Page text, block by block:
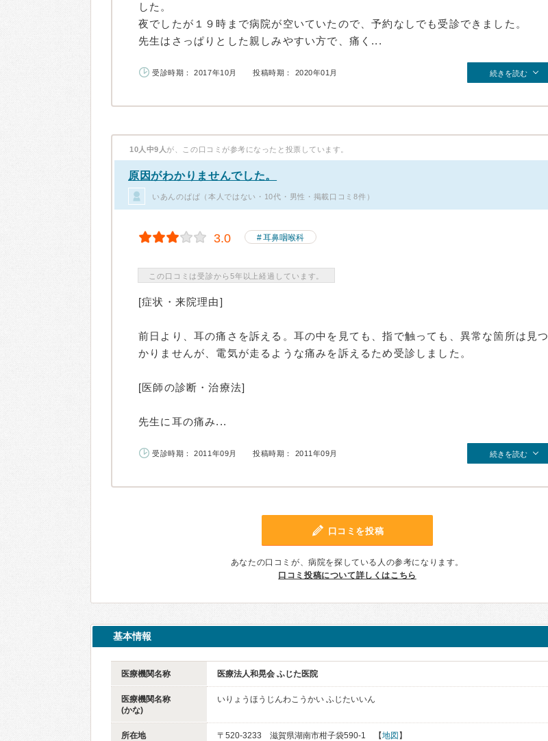
した。
夜でしたが１９時まで病院が空いていたので、予約なしでも受診できました。
先生はさっぱりとした親しみやすい方で、痛く...
受診時期： 2017年10月 投稿時期： 2020年01月 続きを読む
10人中9人 が、この口コミが参考になったと投票しています。
原因がわかりませんでした。
いあんのぱぱ（本人ではない・10代・男性・掲載口コミ8件）
3.0 耳鼻咽喉科
この口コミは受診から5年以上経過しています。
[症状・来院理由]
前日より、耳の痛さを訴える。耳の中を見ても、指で触っても、異常な箇所は見つ
かりませんが、電気が走るような痛みを訴えるため受診しました。
[医師の診断・治療法]
先生に耳の痛み...
受診時期： 2011年09月 投稿時期： 2011年09月 続きを読む
口コミを投稿
あなたの口コミが、病院を探している人の参考になります。
口コミ投稿について詳しくはこちら
基本情報
医療機関名称 医療法人和晃会 ふじた医院
医療機関名称
(かな)
いりょうほうじんわこうかい ふじたいいん
所在地 〒520-3233 滋賀県湖南市柑子袋590-1 【地図 】